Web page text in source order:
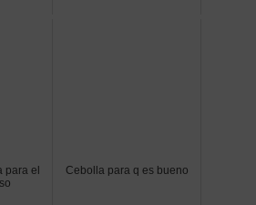
para el
Cebolla para q es bueno